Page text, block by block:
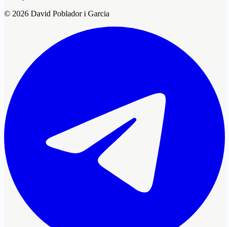
© 2026 David Poblador i Garcia